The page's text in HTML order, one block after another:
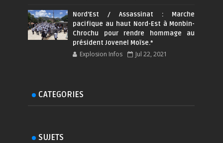
Nord'Est / Assassinat : Marche
pacifique au haut Nord-Est à Monbin-
Chrochu pour rendre hommage au
président Jovenel Moïse.*
Explosion Infos Jul 22, 2021
CATEGORIES
SUJETS